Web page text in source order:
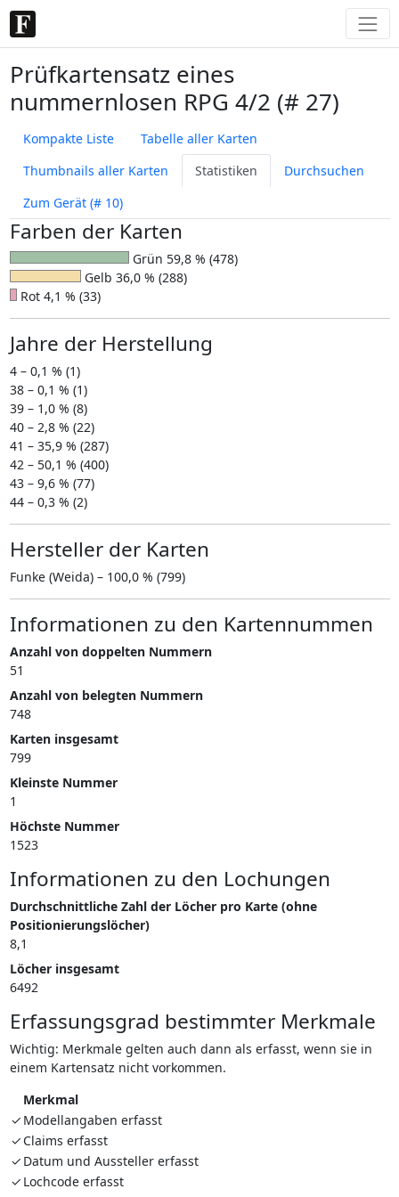
Prüfkartensatz eines
nummernlosen RPG 4/2 (# 27)
Kompakte Liste
Tabelle aller Karten
Thumbnails aller Karten
Statistiken
Durchsuchen
Zum Gerät (# 10)
Farben der Karten
Grün 59,8 % (478)
Gelb 36,0 % (288)
Rot 4,1 % (33)
Jahre der Herstellung
4 – 0,1 % (1)
38 – 0,1 % (1)
39 – 1,0 % (8)
40 – 2,8 % (22)
41 – 35,9 % (287)
42 – 50,1 % (400)
43 – 9,6 % (77)
44 – 0,3 % (2)
Hersteller der Karten
Funke (Weida) – 100,0 % (799)
Informationen zu den Kartennummen
Anzahl von doppelten Nummern
51
Anzahl von belegten Nummern
748
Karten insgesamt
799
Kleinste Nummer
1
Höchste Nummer
1523
Informationen zu den Lochungen
Durchschnittliche Zahl der Löcher pro Karte (ohne
Positionierungslöcher)
8,1
Löcher insgesamt
6492
Erfassungsgrad bestimmter Merkmale
Wichtig: Merkmale gelten auch dann als erfasst, wenn sie in
einem Kartensatz nicht vorkommen.
Merkmal
✓ Modellangaben erfasst
✓ Claims erfasst
✓ Datum und Aussteller erfasst
✓ Lochcode erfasst